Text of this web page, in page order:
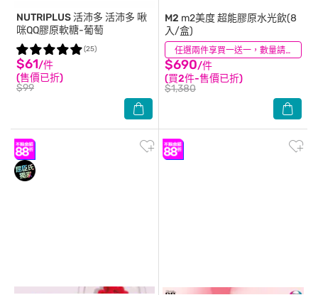
NUTRIPLUS 活沛多 活沛多 啾
咪QQ膠原軟糖-葡萄
$61/件
(售價已折)
$99
(25) 任選兩件享買一送一，數量請選2件
M2 m2美度 超能膠原水光飲(8
入/盒)
$690/件
(買2件-售價已折)
$1,380
(32)